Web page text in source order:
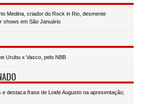
Medina, criador do Rock in Rio, desmente
shows em São Januário
Urubu x Vasco, pelo NBB
destaca frase de Loide Augusto na apresentação;